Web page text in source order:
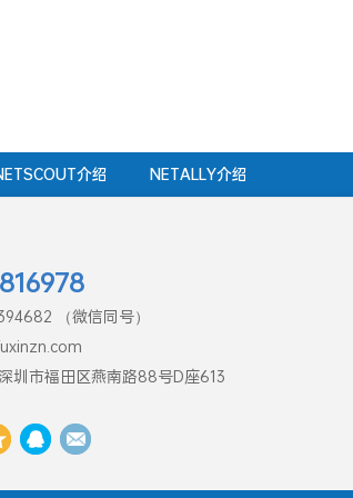
介绍 NETALLY介绍
（微信同号）
圳市福田区燕南路88号D座613